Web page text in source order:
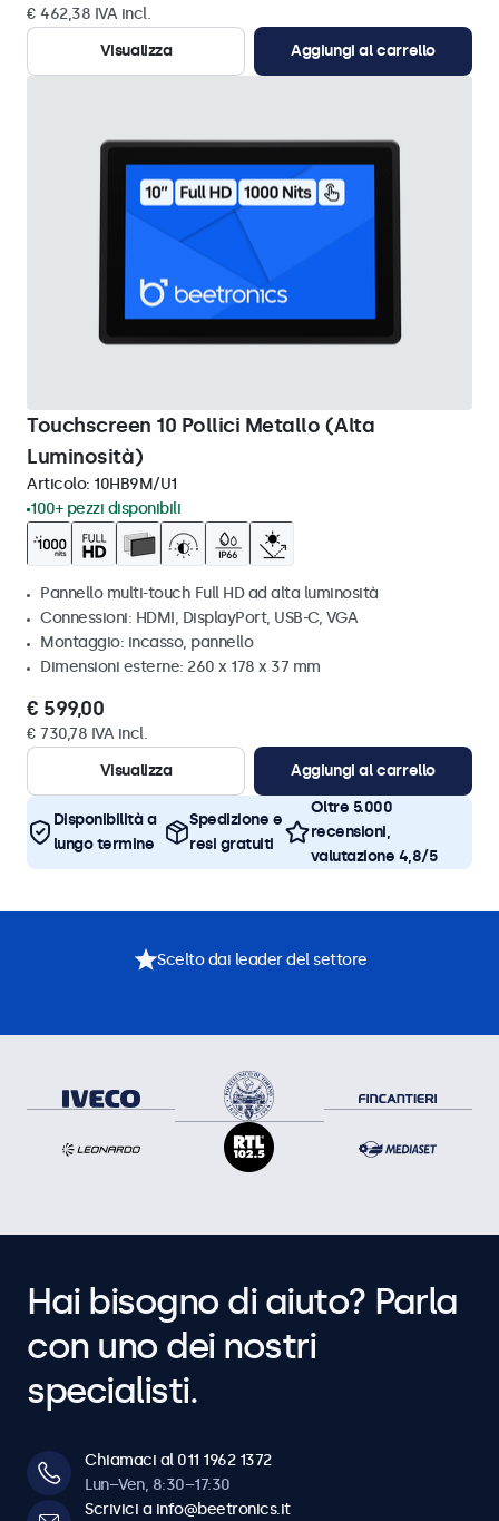
€ 462,38 IVA incl.
Visualizza
Aggiungi al carrello
Touchscreen 10 Pollici Metallo (Alta
Luminosità)
Articolo: 10HB9M/U1
100+ pezzi disponibili
Pannello multi-touch Full HD ad alta luminosità
Connessioni: HDMI, DisplayPort, USB-C, VGA
Montaggio: incasso, pannello
Dimensioni esterne: 260 x 178 x 37 mm
€ 599,00
€ 730,78 IVA incl.
Visualizza
Aggiungi al carrello
Disponibilità a
lungo termine
Spedizione e
resi gratuiti
Oltre 5.000
recensioni,
valutazione 4,8/5
Scelto dai leader del settore
Hai bisogno di aiuto? Parla
con uno dei nostri
specialisti.
Chiamaci al 011 1962 1372
Lun–Ven, 8:30–17:30
Scrivici a info@beetronics.it